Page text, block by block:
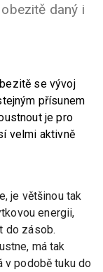
daný i
se vývoj
přísunem
je pro
velmi aktivně
je většinou tak
energii,
do zásob.
má tak
v podobě tuku do